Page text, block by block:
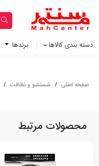
دسته بندی کالاها برندها
صفحه اصلی / شستشو و نظافت /
محصولات مرتبط